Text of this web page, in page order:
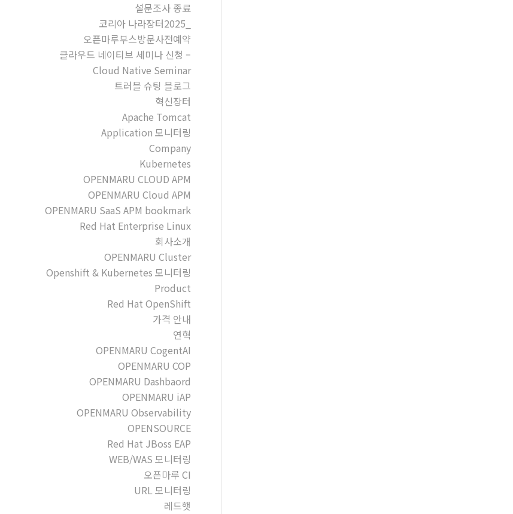
설문조사 종료
코리아 나라장터2025_
오픈마루부스방문사전예약
클라우드 네이티브 세미나 신청 –
Cloud Native Seminar
트러블 슈팅 블로그
혁신장터
Apache Tomcat
Application 모니터링
Company
Kubernetes
OPENMARU CLOUD APM
OPENMARU Cloud APM
OPENMARU SaaS APM bookmark
Red Hat Enterprise Linux
회사소개
OPENMARU Cluster
Openshift & Kubernetes 모니터링
Product
Red Hat OpenShift
가격 안내
연혁
OPENMARU CogentAI
OPENMARU COP
OPENMARU Dashbaord
OPENMARU iAP
OPENMARU Observability
OPENSOURCE
Red Hat JBoss EAP
WEB/WAS 모니터링
오픈마루 CI
URL 모니터링
레드햇